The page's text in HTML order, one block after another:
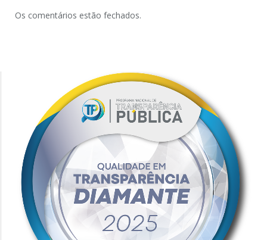
Os comentários estão fechados.